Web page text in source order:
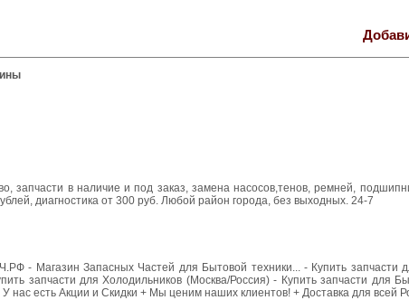
запчасти в наличие и под заказ, замена насосов,тенов, ремней,
диагностика от 300 руб. Любой район города, без выходных. 24-7
- Магазин Запасных Частей для Бытовой техники... - Купить запчасти
запчасти для Холодильников (Москва/Россия) - Купить запчасти для
есть Акции и Скидки + Мы ценим наших клиентов! + Доставка для всей